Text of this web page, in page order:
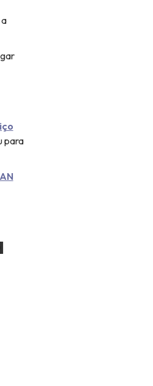
para